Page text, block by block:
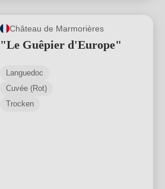
Château de Marmorières
"Le Guêpier d'Europe"
Languedoc
Cuvée (Rot)
Trocken